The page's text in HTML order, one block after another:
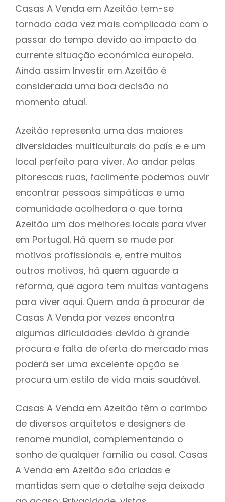
Casas A Venda em Azeitão tem-se
tornado cada vez mais complicado com o
passar do tempo devido ao impacto da
currente situação económica europeia.
Ainda assim Investir em Azeitão é
considerada uma boa decisão no
momento atual.
Azeitão representa uma das maiores
diversidades multiculturais do país e e um
local perfeito para viver. Ao andar pelas
pitorescas ruas, facilmente podemos ouvir
encontrar pessoas simpáticas e uma
comunidade acolhedora o que torna
Azeitão um dos melhores locais para viver
em Portugal. Há quem se mude por
motivos profissionais e, entre muitos
outros motivos, há quem aguarde a
reforma, que agora tem muitas vantagens
para viver aqui. Quem anda à procurar de
Casas A Venda por vezes encontra
algumas dificuldades devido à grande
procura e falta de oferta do mercado mas
poderá ser uma excelente opção se
procura um estilo de vida mais saudável.
Casas A Venda em Azeitão têm o carimbo
de diversos arquitetos e designers de
renome mundial, complementando o
sonho de qualquer família ou casal. Casas
A Venda em Azeitão são criadas e
mantidas sem que o detalhe seja deixado